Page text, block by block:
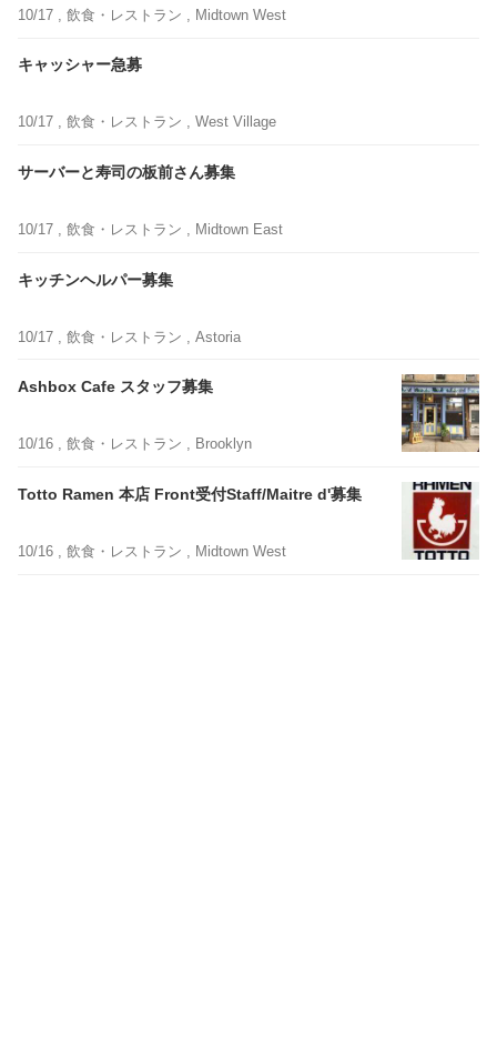
10/17 , 飲食・レストラン , Midtown West
キャッシャー急募
10/17 , 飲食・レストラン , West Village
サーバーと寿司の板前さん募集
10/17 , 飲食・レストラン , Midtown East
キッチンヘルパー募集
10/17 , 飲食・レストラン , Astoria
Ashbox Cafe スタッフ募集
10/16 , 飲食・レストラン , Brooklyn
Totto Ramen 本店 Front受付Staff/Maitre d'募集
10/16 , 飲食・レストラン , Midtown West